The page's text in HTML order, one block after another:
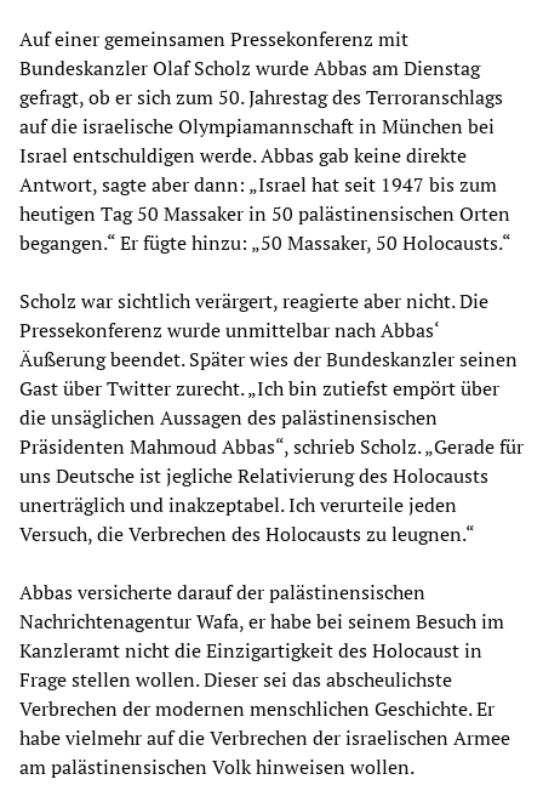
Auf einer gemeinsamen Pressekonferenz mit
Bundeskanzler Olaf Scholz wurde Abbas am Dienstag
gefragt, ob er sich zum 50. Jahrestag des Terroranschlags
auf die israelische Olympiamannschaft in München bei
Israel entschuldigen werde. Abbas gab keine direkte
Antwort, sagte aber dann: „Israel hat seit 1947 bis zum
heutigen Tag 50 Massaker in 50 palästinensischen Orten
begangen.“ Er fügte hinzu: „50 Massaker, 50 Holocausts.“
Scholz war sichtlich verärgert, reagierte aber nicht. Die
Pressekonferenz wurde unmittelbar nach Abbas‘
Äußerung beendet. Später wies der Bundeskanzler seinen
Gast über Twitter zurecht. „Ich bin zutiefst empört über
die unsäglichen Aussagen des palästinensischen
Präsidenten Mahmoud Abbas“, schrieb Scholz. „Gerade für
uns Deutsche ist jegliche Relativierung des Holocausts
unerträglich und inakzeptabel. Ich verurteile jeden
Versuch, die Verbrechen des Holocausts zu leugnen.“
Abbas versicherte darauf der palästinensischen
Nachrichtenagentur Wafa, er habe bei seinem Besuch im
Kanzleramt nicht die Einzigartigkeit des Holocaust in
Frage stellen wollen. Dieser sei das abscheulichste
Verbrechen der modernen menschlichen Geschichte. Er
habe vielmehr auf die Verbrechen der israelischen Armee
am palästinensischen Volk hinweisen wollen.